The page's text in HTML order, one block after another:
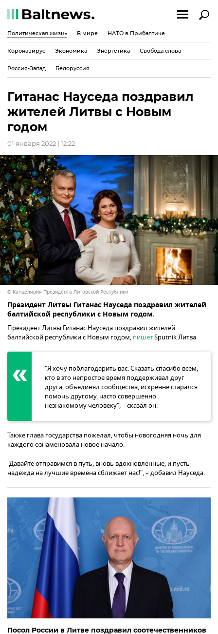
Политическая жизнь В мире НАТО в Прибалтике
Коронавирус Экономика Энергетика Свобода слова
Россия-Запад Белоруссия
Гитанас Науседа поздравил
жителей Литвы с Новым
годом
01 января 2022 | 12:22
© Канцелярия Президента Литовской Республики
Президент Литвы Гитанас Науседа поздравил жителей
балтийской республики с Новым годом.
Президент Литвы Гитанас Науседа поздравил жителей
балтийской республики с Новым годом, пишетSputnik Литва.
"Я хочу поблагодарить вас. Сказать спасибо всем,
кто в это непростое время поддерживал друг
друга, объединял сообщества, искренне старался
помочь другому, часто совершенно
незнакомому человеку", – сказал он.
Также глава государства пожелал, чтобы новогодняя ночь для
каждого ознаменовала новое начало.
"Давайте отправимся в путь, вновь вдохновленные, и пусть
надежда на лучшие времена сближает нас!", – добавил Науседа.
Посол России в Литве поздравил соотечественников